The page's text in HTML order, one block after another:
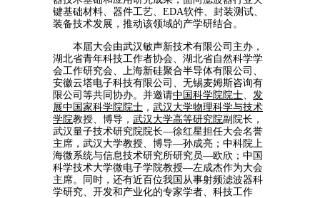
键基础材料、器件工艺、EDA软件、封装测试、
装备技术发展，推动该领域的产学研结合。
本届大会由武汉敏声新技术有限公司主办，
湖北省青年科技工作者协会、湖北省自然科学学
会工作研究会、上海新硅聚合半导体有限公司、
安徽云塔电子科技有限公司、无锡麦姆斯咨询有
限公司等共同协办。并邀请中国科学院院士、 发
展中国家科学院院士 ， 武汉大学物理科学与技术
学院教授、博导， 武汉大学高等研究院副院长，
武汉量子技术研究院院长—徐红星担任大会名誉
主席，武汉大学教授、博导—孙成亮；中科院上
海微系统与信息技术研究所研究员—欧欣；中国
科学技术大学微电子学院教授—左成杰作为大会
主席。同时，还有近百位我国从事射频滤波器科
学研究、开发和产业化的专家学者、 科技工作